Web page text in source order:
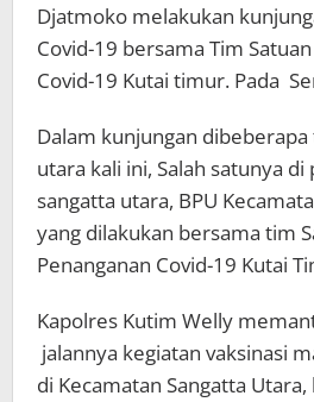
Djatmoko melakukan
Covid-19 bersama Tim
Covid-19 Kutai timur. Pada
Dalam kunjungan dibeberapa
utara kali ini, Salah satunya di
sangatta utara, BPU
yang dilakukan bersama tim
Penanganan Covid-19 Kutai
Kapolres Kutim Welly
jalannya kegiatan vaksinasi
di Kecamatan Sangatta